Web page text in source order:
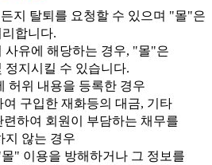
지 탈퇴를 요청할 수 있으며 "몰"은
합니다.
사유에 해당하는 경우, "몰"은
정지시킬 수 있습니다.
허위 내용을 등록한 경우
구입한 재화등의 대금, 기타
하여 회원이 부담하는 채무를
지 않는 경우
" 이용을 방해하거나 그 정보를